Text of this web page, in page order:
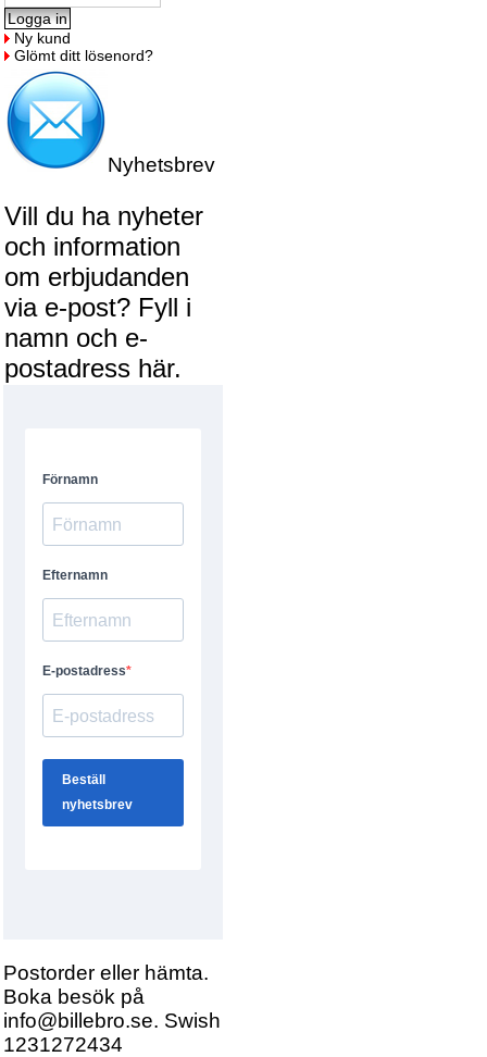
Ny kund
Glömt ditt lösenord?
Nyhetsbrev
Vill du ha nyheter
och information
om erbjudanden
via e-post? Fyll i
namn och e-
postadress här.
Postorder eller hämta.
Boka besök på
info@billebro.se. Swish
1231272434